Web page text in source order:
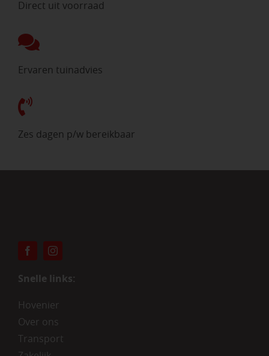
Direct uit voorraad
Ervaren tuinadvies
Zes dagen p/w bereikbaar
Snelle links:
Hovenier
Over ons
Transport